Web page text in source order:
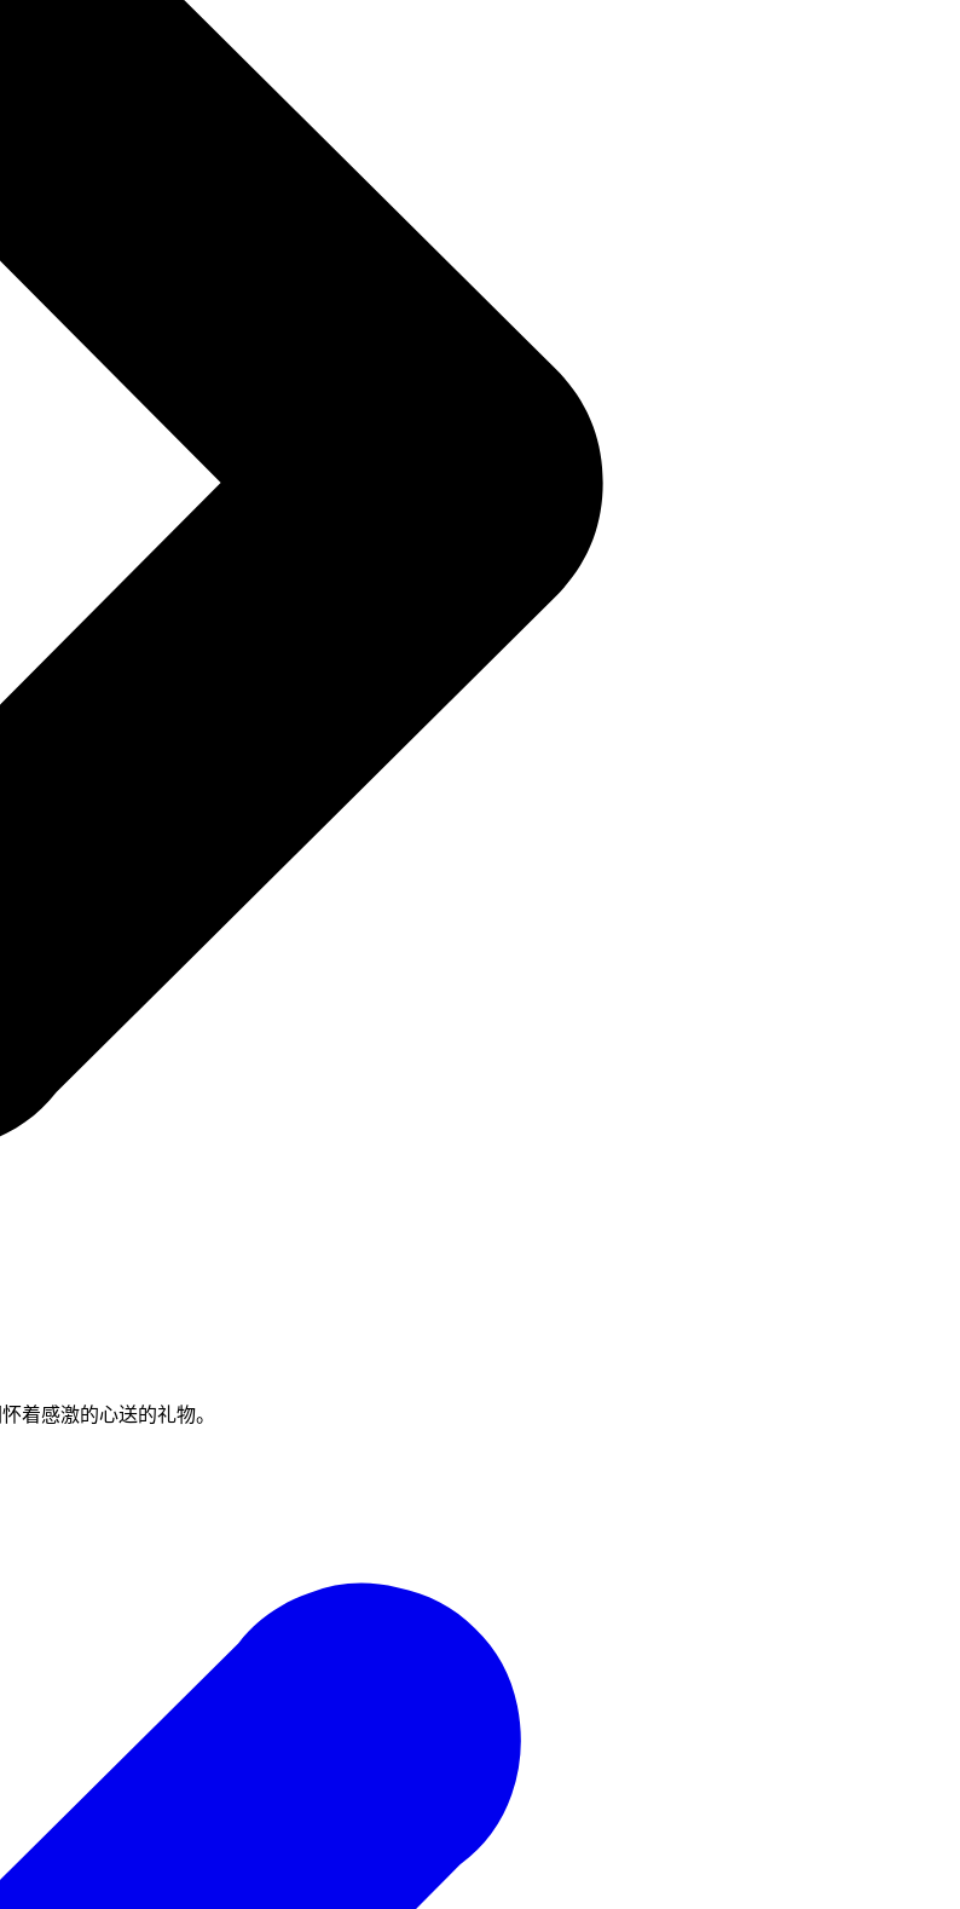
着感激的心送的礼物。